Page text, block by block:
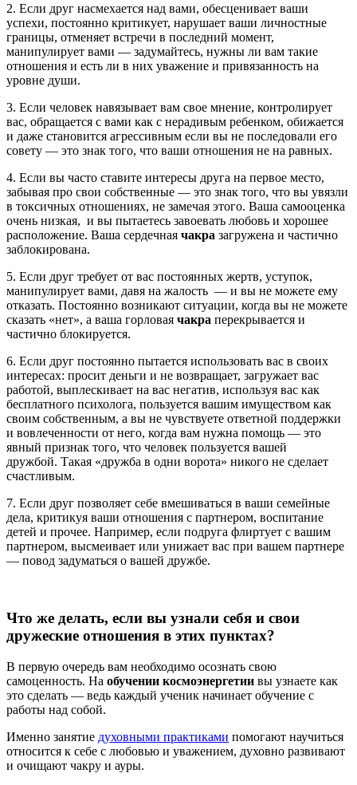
2. Если друг насмехается над вами, обесценивает ваши
успехи, постоянно критикует, нарушает ваши личностные
границы, отменяет встречи в последний момент,
манипулирует вами — задумайтесь, нужны ли вам такие
отношения и есть ли в них уважение и привязанность на
уровне души.
3. Если человек навязывает вам свое мнение, контролирует
вас, обращается с вами как с нерадивым ребенком, обижается
и даже становится агрессивным если вы не последовали его
совету — это знак того, что ваши отношения не на равных.
4. Если вы часто ставите интересы друга на первое место,
забывая про свои собственные — это знак того, что вы увязли
в токсичных отношениях, не замечая этого. Ваша самооценка
очень низкая, и вы пытаетесь завоевать любовь и хорошее
расположение. Ваша сердечная чакра загружена и частично
заблокирована.
5. Если друг требует от вас постоянных жертв, уступок,
манипулирует вами, давя на жалость — и вы не можете ему
отказать. Постоянно возникают ситуации, когда вы не можете
сказать «нет», а ваша горловая чакра перекрывается и
частично блокируется.
6. Если друг постоянно пытается использовать вас в своих
интересах: просит деньги и не возвращает, загружает вас
работой, выплескивает на вас негатив, используя вас как
бесплатного психолога, пользуется вашим имуществом как
своим собственным, а вы не чувствуете ответной поддержки
и вовлеченности от него, когда вам нужна помощь — это
явный признак того, что человек пользуется вашей
дружбой. Такая «дружба в одни ворота» никого не сделает
счастливым.
7. Если друг позволяет себе вмешиваться в ваши семейные
дела, критикуя ваши отношения с партнером, воспитание
детей и прочее. Например, если подруга флиртует с вашим
партнером, высмеивает или унижает вас при вашем партнере
— повод задуматься о вашей дружбе.
Что же делать, если вы узнали себя и свои
дружеские отношения в этих пунктах?
В первую очередь вам необходимо осознать свою
самоценность. На обучении космоэнергетии вы узнаете как
это сделать — ведь каждый ученик начинает обучение с
работы над собой.
Именно занятие духовными практиками помогают научиться
относится к себе с любовью и уважением, духовно развивают
и очищают чакру и ауры.